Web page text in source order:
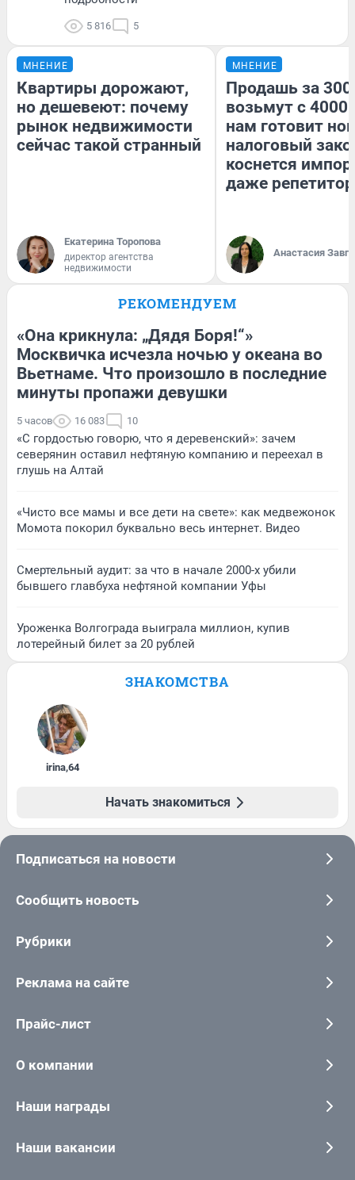
5 816 5
МНЕНИЕ
Квартиры дорожают,
но дешевеют: почему
рынок недвижимости
сейчас такой странный
Екатерина Торопова
директор агентства
недвижимости
МНЕНИЕ
Продашь за
возьмут с
нам готовит
налоговый
коснется
даже
Анастасия
РЕКОМЕНДУЕМ
«Она крикнула: „Дядя Боря!“»
Москвичка исчезла ночью у океана во
Вьетнаме. Что произошло в последние
минуты пропажи девушки
5 часов 16 083 10
«С гордостью говорю, что я деревенский»: зачем
северянин оставил нефтяную компанию и переехал в
глушь на Алтай
«Чисто все мамы и все дети на свете»: как медвежонок
Момота покорил буквально весь интернет. Видео
Смертельный аудит: за что в начале 2000-х убили
бывшего главбуха нефтяной компании Уфы
Уроженка Волгограда выиграла миллион, купив
лотерейный билет за 20 рублей
ЗНАКОМСТВА
irina,64
Начать знакомиться
Подписаться на новости
Сообщить новость
Рубрики
Реклама на сайте
Прайс-лист
О компании
Наши награды
Наши вакансии